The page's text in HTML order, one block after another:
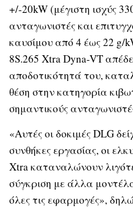
+/-20kW (μέγιστη ισχύς
ανταγωνιστές και
καυσίμου από 4 έως 22
8S.265 Xtra Dyna-VT
αποδοτικότητά του,
θέση στην κατηγορία
σημαντικούς
«Αυτές οι δοκιμές DLG
συνθήκες εργασίας, οι
Xtra καταναλώνουν
σύγκριση με άλλα
όλες τις εφαρμογές»,